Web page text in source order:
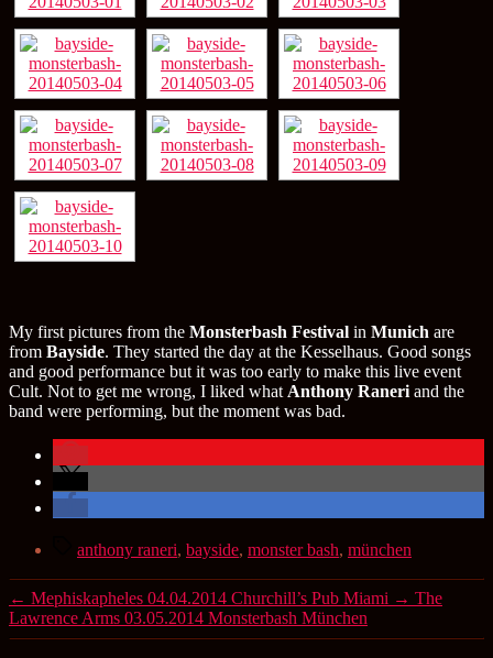
My first pictures from the Monsterbash Festival in Munich are
from Bayside. They started the day at the Kesselhaus. Good songs
and good performance but it was too early to make this live event
Cult. Not to get me wrong, I liked what Anthony Raneri and the
band were performing, but the moment was bad.
Schlagwörter
anthony raneri, bayside, monster bash, münchen
← Mephiskapheles 04.04.2014 Churchill’s Pub Miami → The
Lawrence Arms 03.05.2014 Monsterbash München